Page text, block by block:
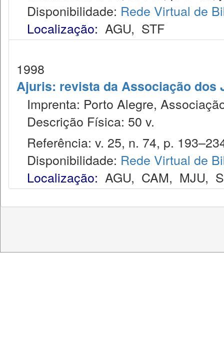
Disponibilidade: Rede Virtual de
Localização: AGU, STF
1998
Ajuris: revista da Associação dos
Imprenta: Porto Alegre,
Descrição Física: 50 v.
Referência: v. 25, n. 74, p.
Disponibilidade: Rede Virtual de
Localização: AGU, CAM, MJU,